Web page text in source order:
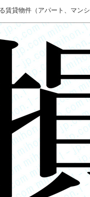
賃貸物件（アパート、マン